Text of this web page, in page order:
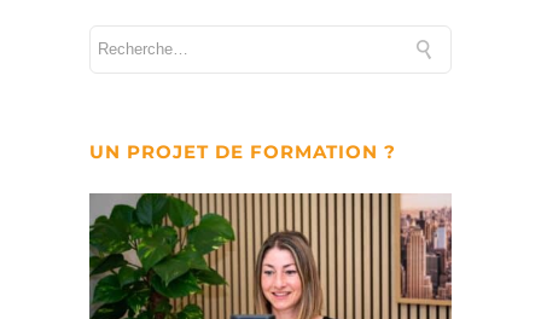
UN PROJET DE FORMATION ?